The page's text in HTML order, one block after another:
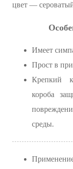
цвет —
Имеет
Прост в
Крепкий
короба
среды.
Применение